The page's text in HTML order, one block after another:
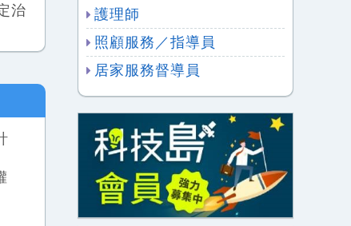
治
護理師
照顧服務／指導員
居家服務督導員